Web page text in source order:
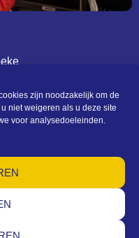
zijn noodzakelijk om de
niet weigeren als u deze site
voor analysedoeleinden.
– Machtigingen –